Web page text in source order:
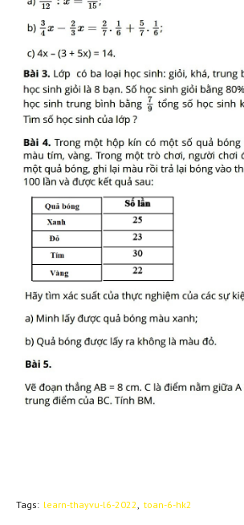
Tags: learn-thayvu-l6-2022 toan-6-hk2